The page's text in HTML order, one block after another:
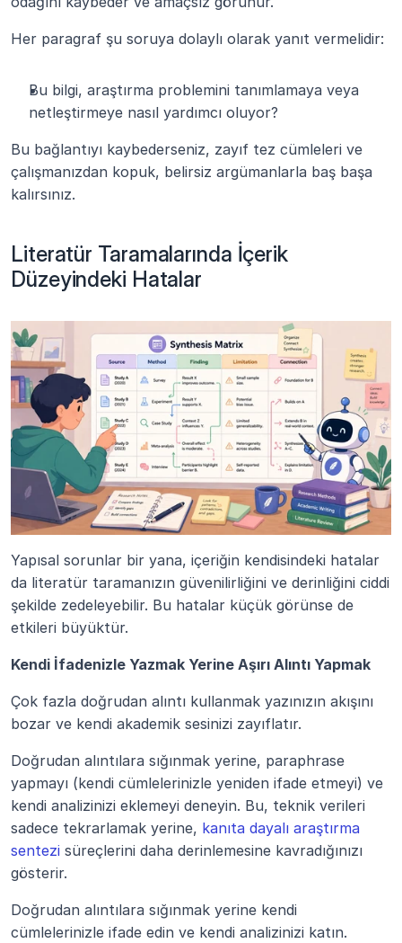
Her paragraf şu soruya dolaylı olarak yanıt vermelidir:
Bu bilgi, araştırma problemini tanımlamaya veya
netleştirmeye nasıl yardımcı oluyor?
Bu bağlantıyı kaybederseniz, zayıf tez cümleleri ve
çalışmanızdan kopuk, belirsiz argümanlarla baş başa
kalırsınız.
Literatür Taramalarında İçerik
Düzeyindeki Hatalar
Yapısal sorunlar bir yana, içeriğin kendisindeki hatalar
da literatür taramanızın güvenilirliğini ve derinliğini ciddi
şekilde zedeleyebilir. Bu hatalar küçük görünse de
etkileri büyüktür.
Kendi İfadenizle Yazmak Yerine Aşırı Alıntı Yapmak
Çok fazla doğrudan alıntı kullanmak yazınızın akışını
bozar ve kendi akademik sesinizi zayıflatır.
Doğrudan alıntılara sığınmak yerine, paraphrase
yapmayı (kendi cümlelerinizle yeniden ifade etmeyi) ve
kendi analizinizi eklemeyi deneyin. Bu, teknik verileri
sadece tekrarlamak yerine, kanıta dayalı araştırma
sentezi süreçlerini daha derinlemesine kavradığınızı
gösterir.
Doğrudan alıntılara sığınmak yerine kendi
cümlelerinizle ifade edin ve kendi analizinizi katın.